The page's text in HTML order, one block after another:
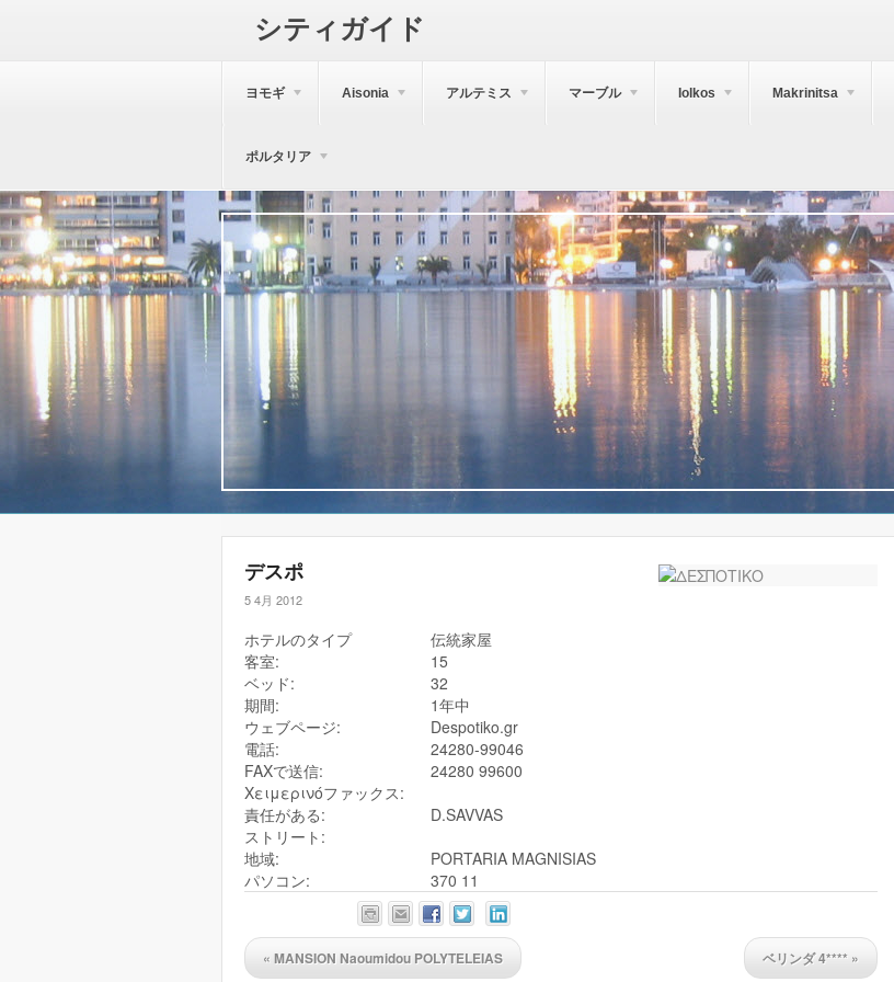
シティガイド
ヨモギ Aisonia アルテミス マーブル Iolkos Makrinitsa
ポルタリア
デスポ
5 4月 2012
ホテルのタイプ
伝統家屋
客室:
15
ベッド:
32
期間:
1年中
ウェブページ:
Despotiko.gr
電話:
24280-99046
FAXで送信:
24280 99600
Χειμερινόファックス:
責任がある:
D.SAVVAS
ストリート:
地域:
PORTARIA MAGNISIAS
パソコン:
370 11
« MANSION Naoumidou POLYTELEIAS ベリンダ 4**** »